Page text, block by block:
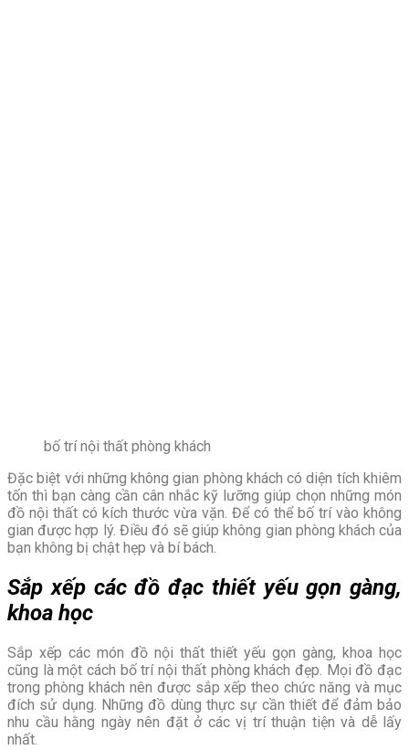
bố trí nội thất phòng khách
Đặc biệt với những không gian phòng khách có diện tích khiêm
tốn thì bạn càng cần cân nhắc kỹ lưỡng giúp chọn những món
đồ nội thất có kích thước vừa vặn. Để có thể bố trí vào không
gian được hợp lý. Điều đó sẽ giúp không gian phòng khách của
bạn không bị chật hẹp và bí bách.
Sắp xếp các đồ đạc thiết yếu gọn gàng,
khoa học
Sắp xếp các món đồ nội thất thiết yếu gọn gàng, khoa học
cũng là một cách bố trí nội thất phòng khách đẹp. Mọi đồ đạc
trong phòng khách nên được sắp xếp theo chức năng và mục
đích sử dụng. Những đồ dùng thực sự cần thiết để đảm bảo
nhu cầu hằng ngày nên đặt ở các vị trí thuận tiện và dễ lấy
nhất.